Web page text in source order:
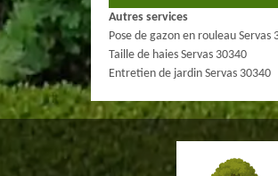
Autres services
Pose de gazon en rouleau Servas
Taille de haies Servas 30340
Entretien de jardin Servas 30340